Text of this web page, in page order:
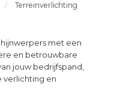
/ Terreinverlichting
met een
en betrouwbare
jouw bedrijfspand,
verlichting en